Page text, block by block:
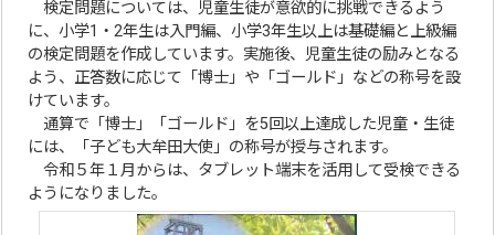
検定問題については、児童生徒が意欲的に挑戦できるよう
に、小学1・2年生は入門編、小学3年生以上は基礎編と上級編
の検定問題を作成しています。実施後、児童生徒の励みとなる
よう、正答数に応じて「博士」や「ゴールド」などの称号を設
けています。
通算で「博士」「ゴールド」を5回以上達成した児童・生徒
には、「子ども大牟田大使」の称号が授与されます。
令和５年１月からは、タブレット端末を活用して受検できる
ようになりました。